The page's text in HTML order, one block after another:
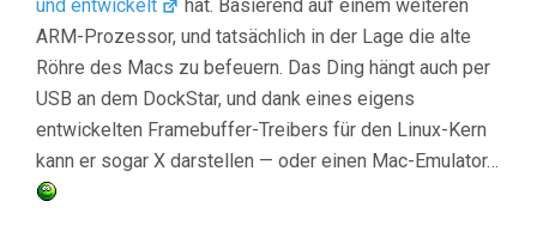
und entwickelt
hat. Basierend auf einem weiteren
ARM-Prozessor, und tatsächlich in der Lage die alte
Röhre des Macs zu befeuern. Das Ding hängt auch per
USB an dem DockStar, und dank eines eigens
entwickelten Framebuffer-Treibers für den Linux-Kern
kann er sogar X darstellen — oder einen Mac-Emulator…